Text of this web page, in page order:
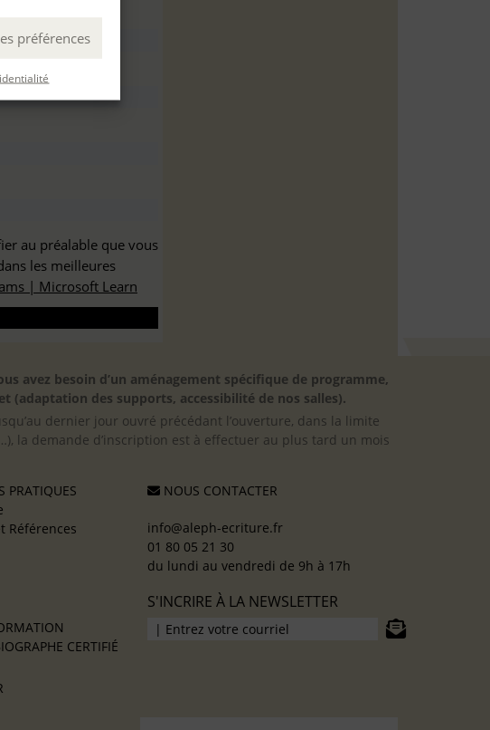
préférences
au préalable que vous
les meilleures
| Microsoft Learn
avez besoin d’un aménagement spécifique de programme,
(adaptation des supports, accessibilité de nos salles).
dernier jour ouvré précédant l’ouverture, dans la limite
la demande d’inscription est à effectuer au plus tard un mois
PRATIQUES
Références
CERTIFIÉ
NOUS CONTACTER
info@aleph-ecriture.fr
01 80 05 21 30
du lundi au vendredi de 9h à 17h
S'INCRIRE À LA NEWSLETTER